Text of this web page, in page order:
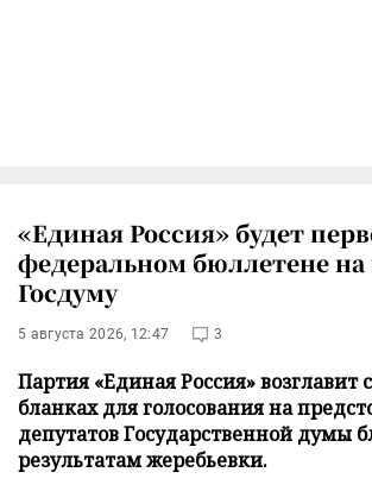
«Единая Россия» будет
федеральном бюллетене на
Госдуму
5 августа 2026, 12:47 3
Партия «Единая Россия» возглавит
бланках для голосования на
депутатов Государственной думы
результатам жеребьевки.